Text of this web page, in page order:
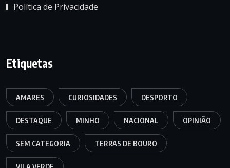
Política de Privacidade
Etiquetas
AMARES CURIOSIDADES DESPORTO
DESTAQUE MINHO NACIONAL OPINIÃO
SEM CATEGORIA TERRAS DE BOURO